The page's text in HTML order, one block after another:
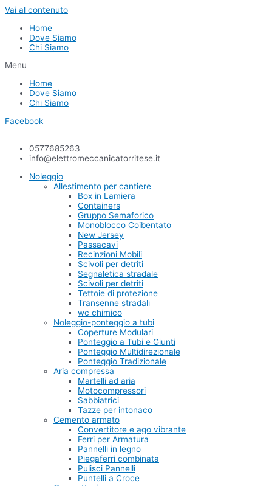
Vai al contenuto
Home
Dove Siamo
Chi Siamo
Menu
Home
Dove Siamo
Chi Siamo
Facebook
0577685263
info@elettromeccanicatorritese.it
Noleggio
Allestimento per cantiere
Box in Lamiera
Containers
Gruppo Semaforico
Monoblocco Coibentato
New Jersey
Passacavi
Recinzioni Mobili
Scivoli per detriti
Segnaletica stradale
Scivoli per detriti
Tettoie di protezione
Transenne stradali
wc chimico
Noleggio-ponteggio a tubi
Coperture Modulari
Ponteggio a Tubi e Giunti
Ponteggio Multidirezionale
Ponteggio Tradizionale
Aria compressa
Martelli ad aria
Motocompressori
Sabbiatrici
Tazze per intonaco
Cemento armato
Convertitore e ago vibrante
Ferri per Armatura
Pannelli in legno
Piegaferri combinata
Pulisci Pannelli
Puntelli a Croce